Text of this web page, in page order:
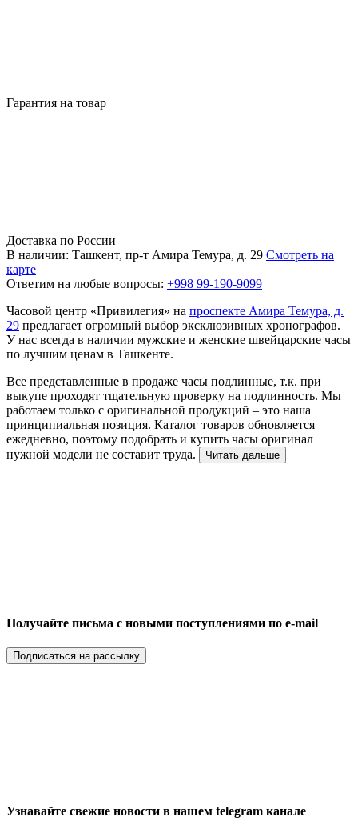
Гарантия на товар
Доставка по России
В наличии: Ташкент, пр-т Амира Темура, д. 29 Смотреть на
карте
Ответим на любые вопросы: +998 99-190-9099
Часовой центр «Привилегия» на проспекте Амира Темура, д.
29 предлагает огромный выбор эксклюзивных хронографов.
У нас всегда в наличии мужские и женские швейцарские часы
по лучшим ценам в Ташкенте.
Все представленные в продаже часы подлинные, т.к. при
выкупе проходят тщательную проверку на подлинность. Мы
работаем только с оригинальной продукций – это наша
принципиальная позиция. Каталог товаров обновляется
ежедневно, поэтому подобрать и купить часы оригинал
нужной модели не составит труда.
Читать дальше
Получайте письма с новыми поступлениями по e-mail
Подписаться на рассылку
Узнавайте свежие новости в нашем telegram канале